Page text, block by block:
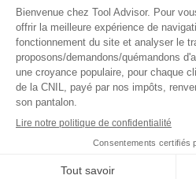
Le Brésil avec 24,3 millions
Et l’Indonésie, presque au
Brésil, avec 24 millions
10 % des
92 % des